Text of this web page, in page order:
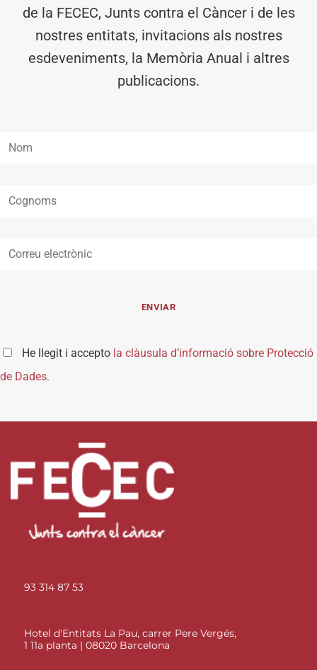
de la FECEC, Junts contra el Càncer i de les
nostres entitats, invitacions als nostres
esdeveniments, la Memòria Anual i altres
publicacions.
He llegit i accepto la clàusula d’informació sobre Protecció
de Dades.
93 314 87 53
Hotel d'Entitats La Pau, carrer Pere Vergés,
1 11a planta | 08020 Barcelona